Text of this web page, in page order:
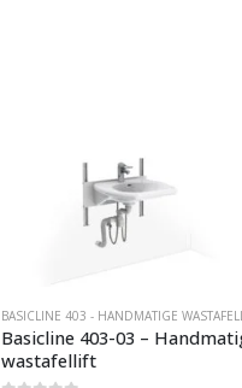
Basicline 403-03 –
wastafellift